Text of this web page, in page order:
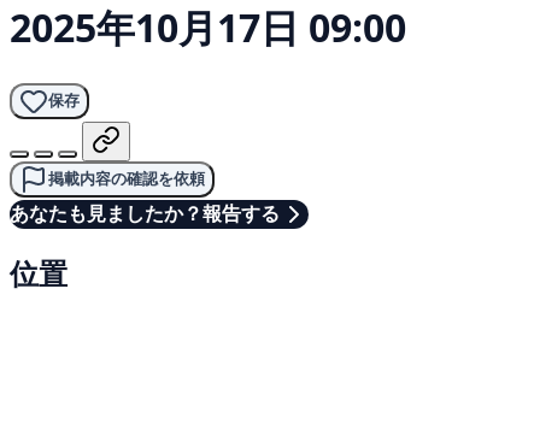
2025年10月17日 09:00
保存
掲載内容の確認を依頼
あなたも見ましたか？報告する
位置